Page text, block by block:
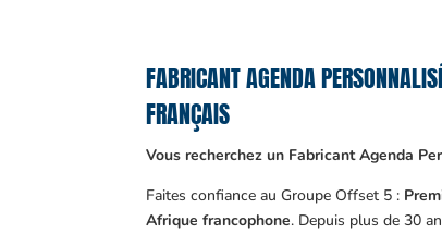
FABRICANT AGENDA
FRANÇAIS
Vous recherchez un Fabricant Agenda
Faites confiance au Groupe Offset 5 :
Afrique francophone. Depuis plus de 30